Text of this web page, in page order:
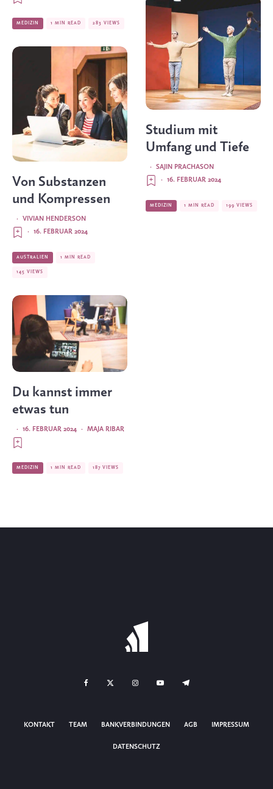
MEDIZIN 1 MIN READ 283 VIEWS
Von Substanzen
und Kompressen
VIVIAN HENDERSON
·
16. FEBRUAR 2024
·
AUSTRALIEN 1 MIN READ
145 VIEWS
Du kannst immer
etwas tun
MAJA RIBAR
·
16. FEBRUAR 2024
·
MEDIZIN 1 MIN READ 187 VIEWS
Studium mit
Umfang und Tiefe
SAJIN PRACHASON
·
16. FEBRUAR 2024
·
MEDIZIN 1 MIN READ 199 VIEWS
KONTAKT TEAM BANKVERBINDUNGEN AGB IMPRESSUM
DATENSCHUTZ